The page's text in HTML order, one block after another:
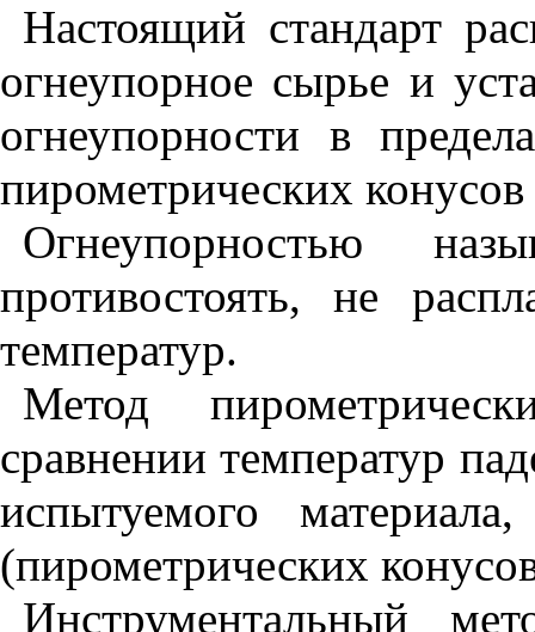
Настоящий стандарт
огнеупорное сырье и
огнеупорности в
пирометрических
Огнеупорностью
противостоять, не
температур.
Метод
сравнении температур
испытуемого
(пирометрических
Инструментальный